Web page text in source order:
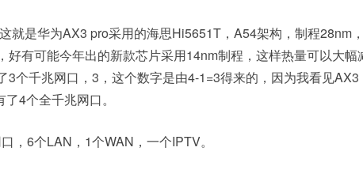
就是华为AX3 pro采用的海思Hi5651T，A54架构，制程28nm
好有可能今年出的新款芯片采用14nm制程，这样热量可以大幅
3个千兆网口，3，这个数字是由4-1=3得来的，因为我看见AX3
4个全千兆网口。
，6个LAN，1个WAN，一个IPTV。